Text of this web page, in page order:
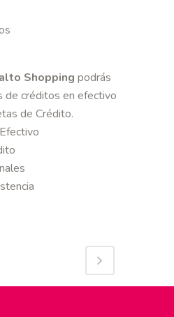
Shopping podrás
de créditos en efectivo
de Crédito.